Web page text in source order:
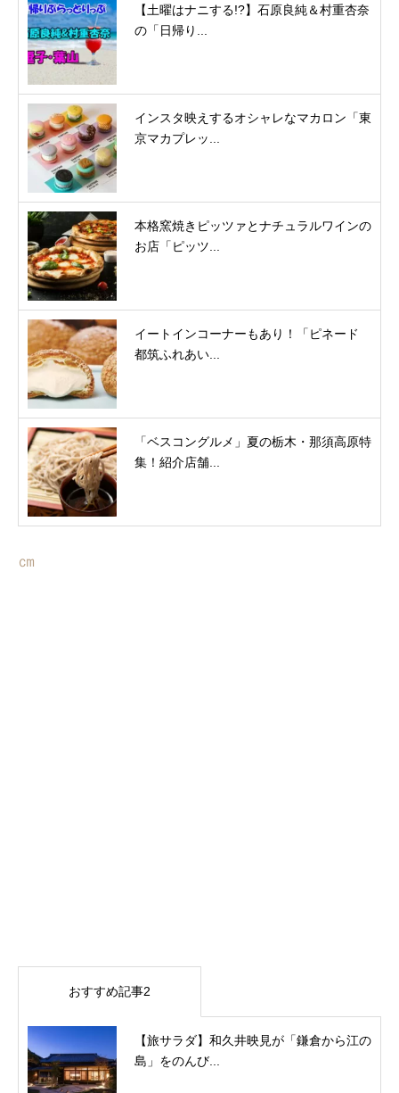
【土曜はナニする!?】石原良純＆村重杏奈
の「日帰り...
インスタ映えするオシャレなマカロン「東
京マカプレッ...
本格窯焼きピッツァとナチュラルワインの
お店「ピッツ...
イートインコーナーもあり！「ピネード
都筑ふれあい...
「ベスコングルメ」夏の栃木・那須高原特
集！紹介店舗...
㎝
おすすめ記事2
【旅サラダ】和久井映見が「鎌倉から江の
島」をのんび...